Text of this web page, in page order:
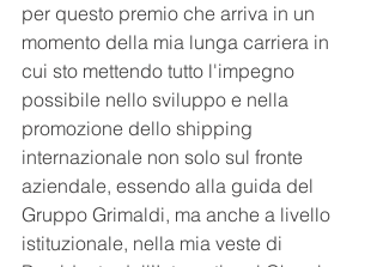
per questo premio che arriva in un
momento della mia lunga carriera in
cui sto mettendo tutto l'impegno
possibile nello sviluppo e nella
promozione dello shipping
internazionale non solo sul fronte
aziendale, essendo alla guida del
Gruppo Grimaldi, ma anche a livello
istituzionale, nella mia veste di